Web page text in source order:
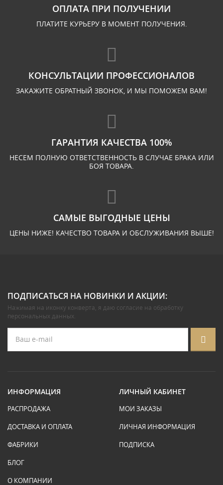
ОПЛАТА ПРИ ПОЛУЧЕНИИ
ПЛАТИТЕ КУРЬЕРУ В МОМЕНТ ПОЛУЧЕНИЯ.
КОНСУЛЬТАЦИИ ПРОФЕССИОНАЛОВ
ЗАКАЖИТЕ ОБРАТНЫЙ ЗВОНОК, И МЫ ПОМОЖЕМ ВАМ!
ГАРАНТИЯ КАЧЕСТВА 100%
НЕСЕМ ПОЛНУЮ ОТВЕТСТВЕННОСТЬ В СЛУЧАЕ БРАКА ИЛИ
БОЯ ТОВАРА.
САМЫЕ ВЫГОДНЫЕ ЦЕНЫ
ЦЕНЫ НИЖЕ! КАЧЕСТВО ТОВАРА И ОБСЛУЖИВАНИЯ ВЫШЕ!
ПОДПИСАТЬСЯ НА НОВИНКИ И АКЦИИ:
Нажимая на иконку конверта, я даю согласие на обработку
персональных данных.
ИНФОРМАЦИЯ
РАСПРОДАЖА
ДОСТАВКА И ОПЛАТА
ФАБРИКИ
БЛОГ
О КОМПАНИИ
ЛИЧНЫЙ КАБИНЕТ
МОИ ЗАКАЗЫ
ЛИЧНАЯ ИНФОРМАЦИЯ
ПОДПИСКА